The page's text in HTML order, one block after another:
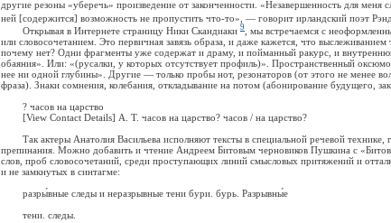
другие резоны «уберечь» произведение от законченности. «Незавершенность для
ней [содержится] возможность не пропустить что-то», — говорит ирландский поэт
Открывая в Интернете страницу Ники Скандиаки 9 , мы встречаемся с
или словосочетанием. Это первичная завязь образа, и даже кажется, что
почему нет? Одни фрагменты уже содержат и драму, и пойманный ракурс, и
обаяния». Или: «(русалки, у которых отсутствует профиль)». Пространственный
нее ни одной глубины». Другие — только пробы нот, резонаторов (от этого не менее
фраза). Знаки сомнения, колебания, откладывание на потом (абонирование будущего,
? часов на царство
[View Contact Details] A. T. часов на царство? часов / на царство?
Так актеры Анатолия Васильева исполняют тексты в специальной речевой технике,
препинания. Можно добавить и чтение Андреем Битовым черновиков Пушкина с
слов, проб словосочетаний, среди проступающих линий смысловых притяжений и
и не замкнутых в синтагме:
разры́вные следы и неразрывные тени бури. бурь. Разрывны́е
тени. следы.